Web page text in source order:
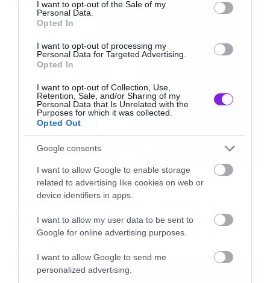
I want to opt-out of the Sale of my
Personal Data.
Opted In
I want to opt-out of processing my
Personal Data for Targeted Advertising.
Opted In
I want to opt-out of Collection, Use,
Retention, Sale, and/or Sharing of my
Personal Data that Is Unrelated with the
Purposes for which it was collected.
Opted Out
Google consents
I want to allow Google to enable storage
related to advertising like cookies on web or
device identifiers in apps.
I want to allow my user data to be sent to
Google for online advertising purposes.
I want to allow Google to send me
personalized advertising.
πρεμιέρα για την Ελλάδα.
Ας αρκεστούμε προς το παρόν στο trailer.
Movies
The X-Files: I Want to Believe –
Επιστρέφει με director’s cut που
υπόσχεται περισσότερο τρόμο